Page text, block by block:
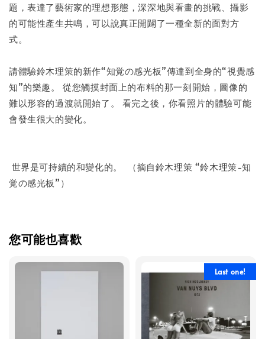
題，表達了藝術家的理想形態，深深地與看畫的挑戰、攝影
的可能性產生共鳴，可以說真正開闢了一種全新的面對方
式。
請體驗鈴木理策的新作“知覚の感光板”傳達到全身的“視覺感
知”的樂趣。 從您觸摸封面上的布料的那一刻開始，圖像的
難以形容的過渡就開始了。 看完之後，你看照片的體驗可能
會發生很大的變化。
世界是可持續的和變化的。 （摘自鈴木理策 “鈴木理策-知
覚の感光板”）
您可能也喜歡
Last one!